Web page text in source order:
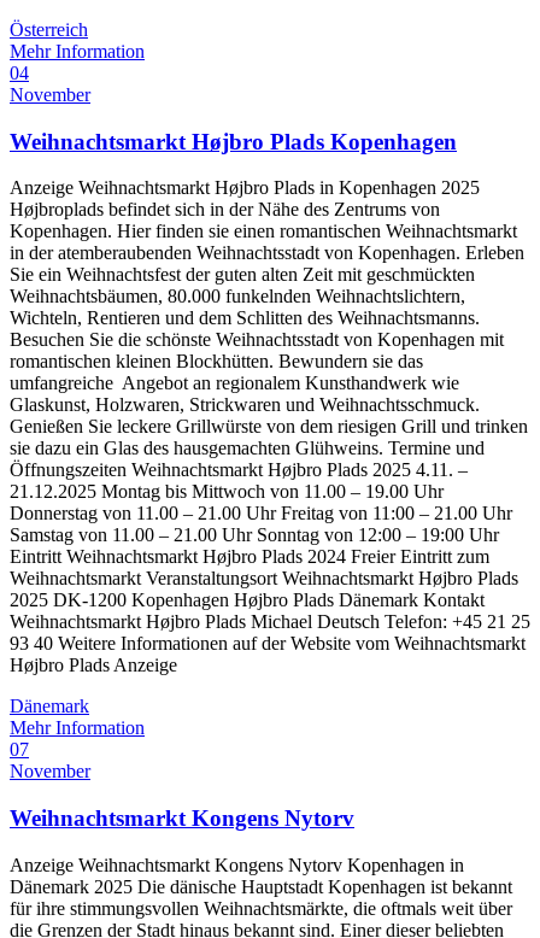
Österreich
Mehr Information
04
November
Weihnachtsmarkt Højbro Plads Kopenhagen
Anzeige Weihnachtsmarkt Højbro Plads in Kopenhagen 2025
Højbroplads befindet sich in der Nähe des Zentrums von
Kopenhagen. Hier finden sie einen romantischen Weihnachtsmarkt
in der atemberaubenden Weihnachtsstadt von Kopenhagen. Erleben
Sie ein Weihnachtsfest der guten alten Zeit mit geschmückten
Weihnachtsbäumen, 80.000 funkelnden Weihnachtslichtern,
Wichteln, Rentieren und dem Schlitten des Weihnachtsmanns.
Besuchen Sie die schönste Weihnachtsstadt von Kopenhagen mit
romantischen kleinen Blockhütten. Bewundern sie das
umfangreiche Angebot an regionalem Kunsthandwerk wie
Glaskunst, Holzwaren, Strickwaren und Weihnachtsschmuck.
Genießen Sie leckere Grillwürste von dem riesigen Grill und trinken
sie dazu ein Glas des hausgemachten Glühweins. Termine und
Öffnungszeiten Weihnachtsmarkt Højbro Plads 2025 4.11. –
21.12.2025 Montag bis Mittwoch von 11.00 – 19.00 Uhr
Donnerstag von 11.00 – 21.00 Uhr Freitag von 11:00 – 21.00 Uhr
Samstag von 11.00 – 21.00 Uhr Sonntag von 12:00 – 19:00 Uhr
Eintritt Weihnachtsmarkt Højbro Plads 2024 Freier Eintritt zum
Weihnachtsmarkt Veranstaltungsort Weihnachtsmarkt Højbro Plads
2025 DK-1200 Kopenhagen Højbro Plads Dänemark Kontakt
Weihnachtsmarkt Højbro Plads Michael Deutsch Telefon: +45 21 25
93 40 Weitere Informationen auf der Website vom Weihnachtsmarkt
Højbro Plads Anzeige
Dänemark
Mehr Information
07
November
Weihnachtsmarkt Kongens Nytorv
Anzeige Weihnachtsmarkt Kongens Nytorv Kopenhagen in
Dänemark 2025 Die dänische Hauptstadt Kopenhagen ist bekannt
für ihre stimmungsvollen Weihnachtsmärkte, die oftmals weit über
die Grenzen der Stadt hinaus bekannt sind. Einer dieser beliebten